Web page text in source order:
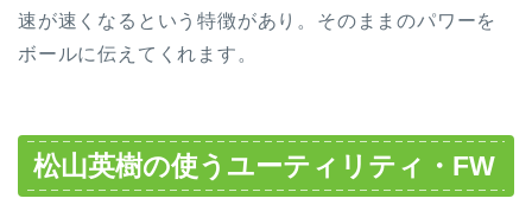
速が速くなるという特徴があり。そのままのパワーを
ボールに伝えてくれます。
松山英樹の使うユーティリティ・FW